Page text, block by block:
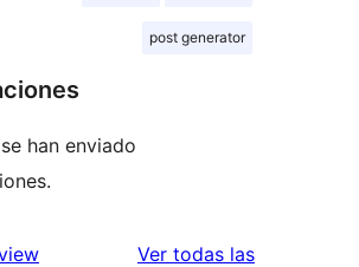
post generator
han enviado
Ver todas las